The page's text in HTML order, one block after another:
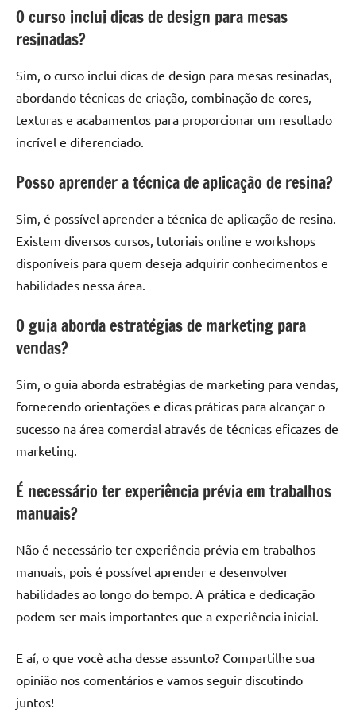
O curso inclui dicas de design para mesas
resinadas?
Sim, o curso inclui dicas de design para mesas resinadas,
abordando técnicas de criação, combinação de cores,
texturas e acabamentos para proporcionar um resultado
incrível e diferenciado.
Posso aprender a técnica de aplicação de resina?
Sim, é possível aprender a técnica de aplicação de resina.
Existem diversos cursos, tutoriais online e workshops
disponíveis para quem deseja adquirir conhecimentos e
habilidades nessa área.
O guia aborda estratégias de marketing para
vendas?
Sim, o guia aborda estratégias de marketing para vendas,
fornecendo orientações e dicas práticas para alcançar o
sucesso na área comercial através de técnicas eficazes de
marketing.
É necessário ter experiência prévia em trabalhos
manuais?
Não é necessário ter experiência prévia em trabalhos
manuais, pois é possível aprender e desenvolver
habilidades ao longo do tempo. A prática e dedicação
podem ser mais importantes que a experiência inicial.
E aí, o que você acha desse assunto? Compartilhe sua
opinião nos comentários e vamos seguir discutindo
juntos!